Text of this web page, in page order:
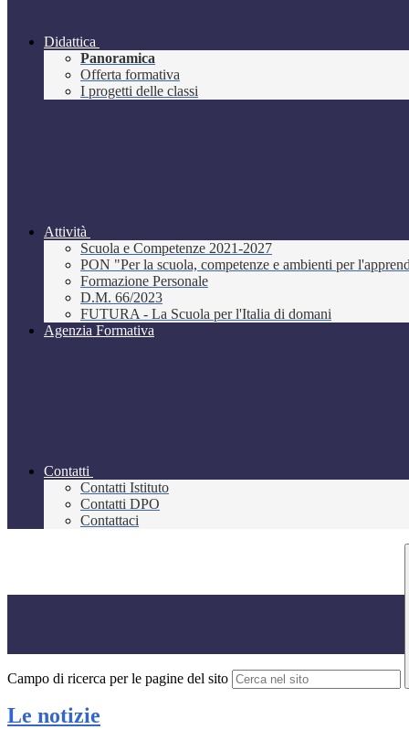
Didattica
Panoramica
Offerta formativa
I progetti delle classi
Attività
Scuola e Competenze 2021-2027
PON "Per la scuola, competenze e ambienti per
Formazione Personale
D.M. 66/2023
FUTURA - La Scuola per l'Italia di domani
Agenzia Formativa
Contatti
Contatti Istituto
Contatti DPO
Contattaci
Campo di ricerca per le pagine del sito
Le notizie